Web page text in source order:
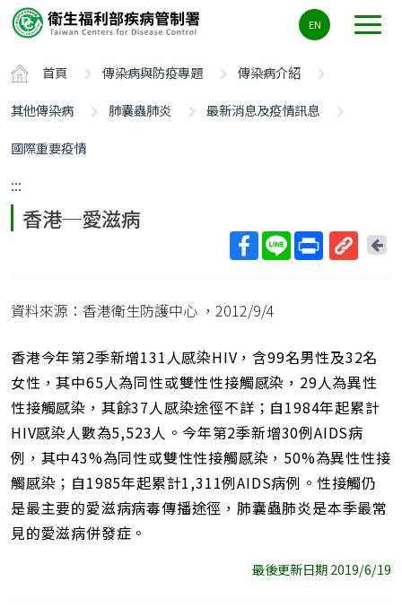
要
容
ALT+C
EN
首頁 傳染病與防疫專題
傳染病介紹
其他傳染病
肺囊蟲肺炎
最新消息及疫情訊息
國際重要疫情
:::
香港─愛滋病
址
回
資料來源：香港衛生防護中心 ，2012/9/4
香港今年第2季新增131人感染HIV，含99名男性及32名
女性，其中65人為同性或雙性性接觸感染，29人為異性
性接觸感染，其餘37人感染途徑不詳；自1984年起累計
HIV感染人數為5,523人。今年第2季新增30例AIDS病
例，其中43%為同性或雙性性接觸感染，50%為異性性接
觸感染；自1985年起累計1,311例AIDS病例。性接觸仍
是最主要的愛滋病病毒傳播途徑，肺囊蟲肺炎是本季最常
見的愛滋病併發症。
最後更新日期 2019/6/19